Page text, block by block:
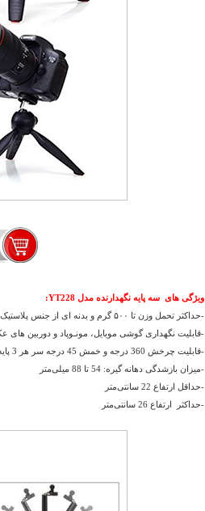
ویژگی های سه پایه نگهدارنده مدل YT228:
-حداکثر تحمل وزن تا ۵۰۰ گرم و بدنه ای از جنس پلاستیک و استیل
-قابلیت نگهداری گوشی موبایل، مونـوپاد و دوربین های
-قابلیت چرخش 360 درجه و خمش 45 درجه سر هر 3 پایه
-میزان بازشدگی دهانه گیره: 54 تا 88 میلی‌متر
-حداقل ارتفاع 22 سانتی‌متر
-حداکثر ارتفاع 26 سانتی‌متر